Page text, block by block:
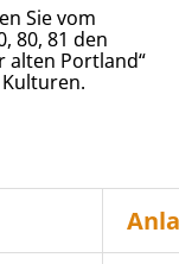
Sie vom
80, 81 den
alten Portland“